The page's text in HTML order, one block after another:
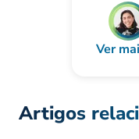
Ver
Artigos